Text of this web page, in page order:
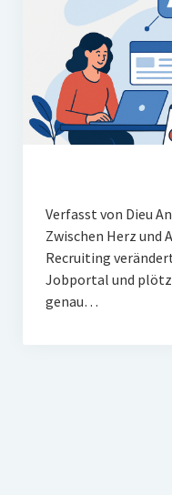
Verfasst von Dieu
Zwischen Herz und
Recruiting
Jobportal und
genau…